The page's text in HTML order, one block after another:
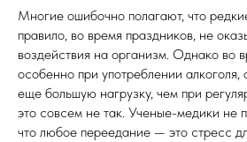
Многие ошибочно полагают, что
правило, во время праздников, не
воздействия на организм. Однако во
особенно при употреблении алкоголя,
еще большую нагрузку, чем при
это совсем не так. Ученые-медики не
что любое переедание — это стресс